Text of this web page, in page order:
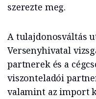
szerezte meg.
A tulajdonosváltás
Versenyhivatal
partnerek és a
viszonteladói
valamint az import